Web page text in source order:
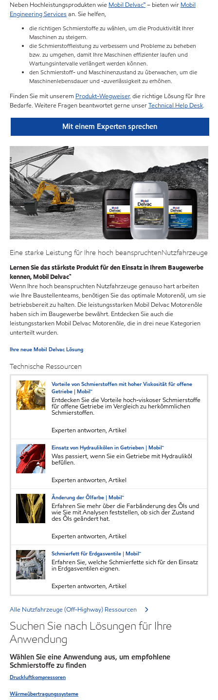
Neben Hochleistungsprodukten wie Mobil Delvac™– bieten wir Mobil
Engineering Services an. Sie helfen,
die richtigen Schmierstoffe zu wählen, um die Produktivität Ihrer
Maschinen zu steigern.
die Schmierstoffleistung zu verbessern und Probleme zu beheben
bzw. zu umgehen, damit Ihre Maschinen effizienter laufen und
Wartungsintervalle verlängert werden können.
den Schmierstoff- und Maschinenzustand zu überwachen, um die
Maschinenlebensdauer und -zuverlässigkeit zu erhöhen.
Finden Sie mit unserem Produkt-Wegweiser,die richtige Lösung für Ihre
Bedarfe. Weitere Fragen beantwortet gerne unserTechnical Help Desk.
Mit einem Experten sprechen
Eine starke Leistung für Ihre hoch beanspruchtenNutzfahrzeuge
Lernen Sie das stärkste Produkt für den Einsatz in Ihrem Baugewerbe
kennen, Mobil Delvac™
Wenn Ihre hoch beanspruchten Nutzfahrzeuge genauso hart arbeiten
wie Ihre Baustellenteams, benötigen Sie das optimale Motorenöl, um sie
betriebsbereit zu halten. Die leistungsstarken Mobil Delvac Motorenöle
haben sich im Baugewerbe bewährt. Entdecken Sie auch die
leistungsstarken Mobil Delvac Motorenöle, die in drei neue Kategorien
unterteilt wurden.
Ihre neue Mobil Delvac Lösung
Technische Ressourcen
Vorteile von Schmierstoffen mit hoher Viskosität für offene
Getriebe | Mobil™
Entdecken Sie die Vorteile hoch-viskoser Schmierstoffe
für offene Getriebe im Vergleich zu herkömmlichen
Schmierstoffen.
Experten antworten, Artikel
Einsatz von Hydraulikölen in Getrieben | Mobil™
Was passiert, wenn Sie ein Getriebe mit Hydrauliköl
befüllen.
Experten antworten, Artikel
Änderung der Ölfarbe | Mobil™
Erfahren Sie mehr über die Farbänderung des Öls und
wie Sie mit Analysen feststellen, ob sich der Zustand
des Öls geändert hat.
Experten antworten, Artikel
Schmierfett für Erdgasventile | Mobil™
Erfahren Sie, welche Schmierfette sich für den Einsatz
in Erdgasventilen eignen.
Experten antworten, Artikel
Alle Nutzfahrzeuge (Off-Highway) Ressourcen
Suchen Sie nach Lösungen für Ihre
Anwendung
Wählen Sie eine Anwendung aus, um empfohlene
Schmierstoffe zu finden
Druckluftkompressoren
Wärmeübertragungssysteme